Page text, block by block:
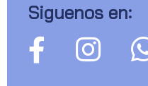
Siguenos en: